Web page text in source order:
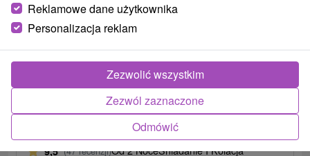
Bajka o zamku dla rodzin: Dzieci poniżej 12 lat
CAŁKOWICIE ZA DARMO !
Hotel The Grand Vígľaš★★★★Vígľaš
9,5 (47 recenzji)Od 2 NoceŚniadanie I Kolacja
Reklamowe dane użytkownika
Personalizacja reklam
Odmówić
Zezwól zaznaczone
Zezwolić wszystkim